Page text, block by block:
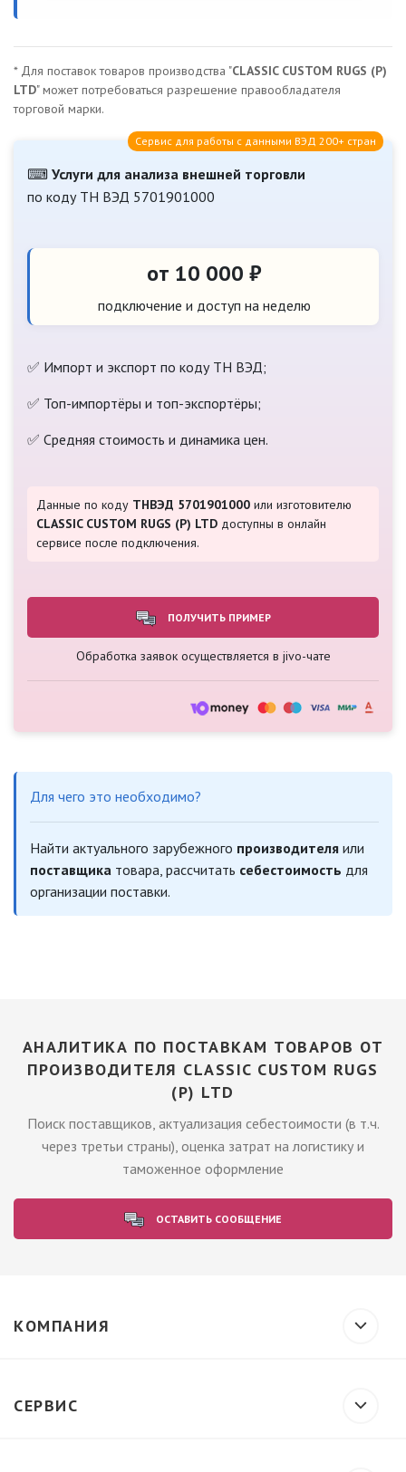
* Для поставок товаров производства "CLASSIC CUSTOM RUGS (P)
LTD" может потребоваться разрешение правообладателя
торговой марки.
⌨ Услуги для анализа внешней торговли
по коду ТН ВЭД 5701901000
Сервис для работы с данными ВЭД 200+ стран
от 10 000 ₽
подключение и доступ на неделю
✅ Импорт и экспорт по коду ТН ВЭД;
✅ Топ-импортёры и топ-экспортёры;
✅ Средняя стоимость и динамика цен.
Данные по коду ТНВЭД 5701901000 или изготовителю
CLASSIC CUSTOM RUGS (P) LTD доступны в онлайн
сервисе после подключения.
ПОЛУЧИТЬ ПРИМЕР
Обработка заявок осуществляется в jivo-чате
Для чего это необходимо?
Найти актуального зарубежного производителя или
поставщика товара, рассчитать себестоимость для
организации поставки.
АНАЛИТИКА ПО ПОСТАВКАМ ТОВАРОВ ОТ
ПРОИЗВОДИТЕЛЯ CLASSIC CUSTOM RUGS
(P) LTD
Поиск поставщиков, актуализация себестоимости (в т.ч.
через третьи страны), оценка затрат на логистику и
таможенное оформление
ОСТАВИТЬ СООБЩЕНИЕ
КОМПАНИЯ
СЕРВИС